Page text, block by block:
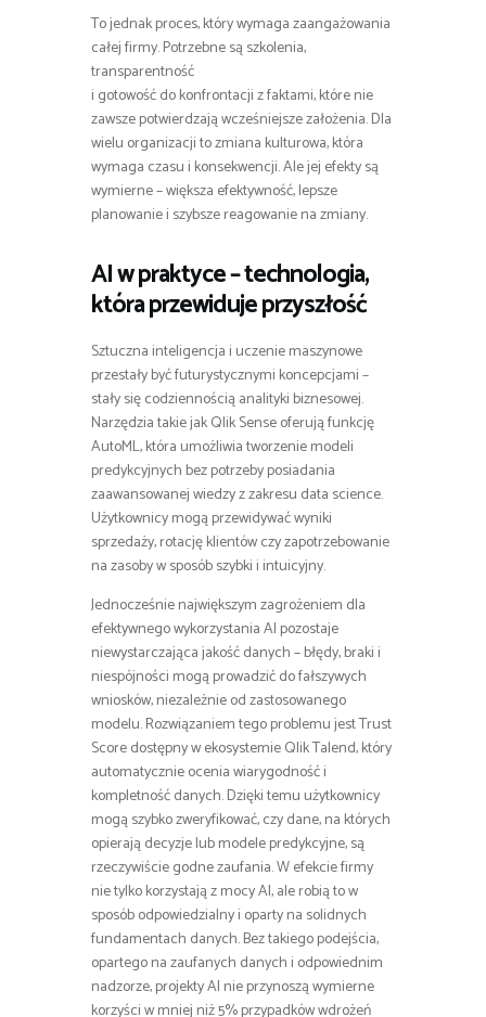
To jednak proces, który wymaga zaangażowania
całej firmy. Potrzebne są szkolenia,
transparentność
i gotowość do konfrontacji z faktami, które nie
zawsze potwierdzają wcześniejsze założenia. Dla
wielu organizacji to zmiana kulturowa, która
wymaga czasu i konsekwencji. Ale jej efekty są
wymierne – większa efektywność, lepsze
planowanie i szybsze reagowanie na zmiany.
AI w praktyce – technologia,
która przewiduje przyszłość
Sztuczna inteligencja i uczenie maszynowe
przestały być futurystycznymi koncepcjami –
stały się codziennością analityki biznesowej.
Narzędzia takie jak Qlik Sense oferują funkcję
AutoML, która umożliwia tworzenie modeli
predykcyjnych bez potrzeby posiadania
zaawansowanej wiedzy z zakresu data science.
Użytkownicy mogą przewidywać wyniki
sprzedaży, rotację klientów czy zapotrzebowanie
na zasoby w sposób szybki i intuicyjny.
Jednocześnie największym zagrożeniem dla
efektywnego wykorzystania AI pozostaje
niewystarczająca jakość danych – błędy, braki i
niespójności mogą prowadzić do fałszywych
wniosków, niezależnie od zastosowanego
modelu. Rozwiązaniem tego problemu jest Trust
Score dostępny w ekosystemie Qlik Talend, który
automatycznie ocenia wiarygodność i
kompletność danych. Dzięki temu użytkownicy
mogą szybko zweryfikować, czy dane, na których
opierają decyzje lub modele predykcyjne, są
rzeczywiście godne zaufania. W efekcie firmy
nie tylko korzystają z mocy AI, ale robią to w
sposób odpowiedzialny i oparty na solidnych
fundamentach danych. Bez takiego podejścia,
opartego na zaufanych danych i odpowiednim
nadzorze, projekty AI nie przynoszą wymierne
korzyści w mniej niż 5% przypadków wdrożeń